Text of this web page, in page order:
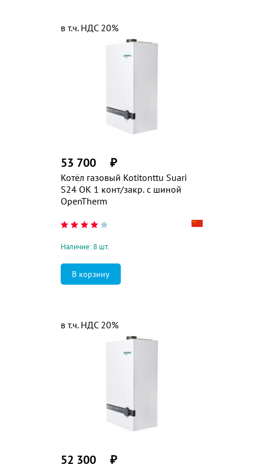
Котёл газовый Kotitonttu Suari
S24 OK 1 конт/закр. с шиной
OpenTherm
53 700 ₽
в т.ч. НДС 20%
Наличие: 8 шт.
52 300 ₽
в т.ч. НДС 20%